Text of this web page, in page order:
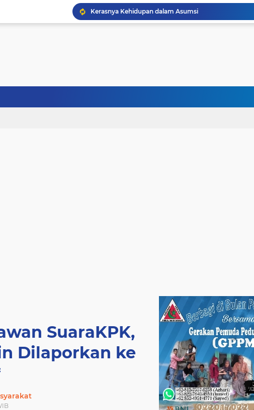
Kerasnya Kehidupan dalam Asumsi
Janji Bersama, Terpisah karena Waktu
Kehancuran Bangsa Bila Runtuh Kekompakan
SuaraKPK,
Dilaporkan ke